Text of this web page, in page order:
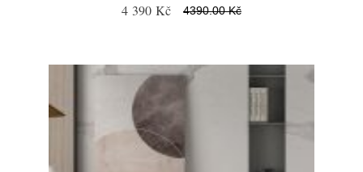
4 390 Kč 4390.00 Kč